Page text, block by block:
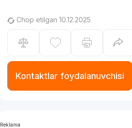
Chop etilgan 10.12.2025
Kontaktlar foydalanuvchisi
Reklama